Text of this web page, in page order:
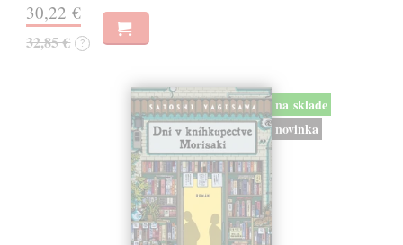
30,22 €
32,85 € ?
na sklade
novinka